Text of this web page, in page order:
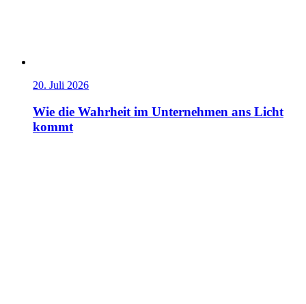
20. Juli 2026
Wie die Wahrheit im Unternehmen ans Licht
kommt